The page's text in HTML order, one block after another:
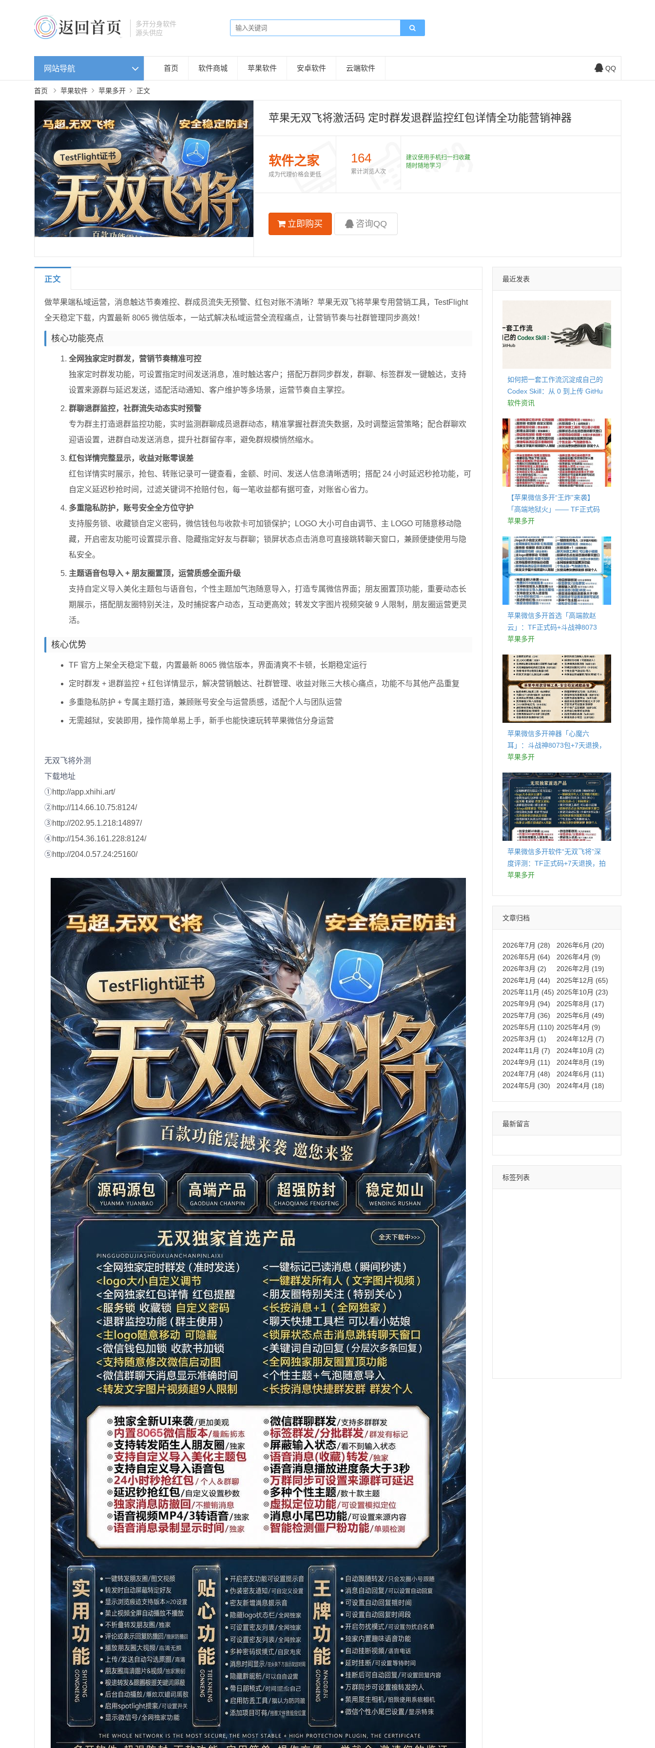
多开分身软件
源头供应
网站导航 首页 软件商城 苹果软件 安卓软件 云端软件 QQ
首页 苹果软件 苹果多开 正文
苹果无双飞将激活码 定时群发退群监控红包详情全功能营销神器
软件之家
成为代理价格会更低
164
累计浏览人次
建议使用手机扫一扫收藏
随时随地学习
立即购买 咨询QQ
正文
做苹果端私域运营，消息触达节奏难控、群成员流失无预警、红包对账不清晰？苹果无双飞将苹果专用营销工具，TestFlight
全天稳定下载，内置最新 8065 微信版本，一站式解决私域运营全流程痛点，让营销节奏与社群管理同步高效！
核心功能亮点
全网独家定时群发，营销节奏精准可控
独家定时群发功能，可设置指定时间发送消息，准时触达客户；搭配万群同步群发，群聊、标签群发一键触达，支持
设置来源群与延迟发送，适配活动通知、客户维护等多场景，运营节奏自主掌控。
群聊退群监控，社群流失动态实时预警
专为群主打造退群监控功能，实时监测群聊成员退群动态，精准掌握社群流失数据，及时调整运营策略；配合群聊欢
迎语设置，进群自动发送消息，提升社群留存率，避免群规模悄然缩水。
红包详情完整显示，收益对账零误差
红包详情实时展示，抢包、转账记录可一键查看，金额、时间、发送人信息清晰透明；搭配 24 小时延迟秒抢功能，可
自定义延迟秒抢时间，过滤关键词不抢赔付包，每一笔收益都有据可查，对账省心省力。
多重隐私防护，账号安全全方位守护
支持服务锁、收藏锁自定义密码，微信钱包与收款卡可加锁保护；LOGO 大小可自由调节、主 LOGO 可随意移动隐
藏，开启密友功能可设置提示音、隐藏指定好友与群聊；锁屏状态点击消息可直接跳转聊天窗口，兼顾便捷使用与隐
私安全。
主题语音包导入 + 朋友圈置顶，运营质感全面升级
支持自定义导入美化主题包与语音包，个性主题加气泡随意导入，打造专属微信界面；朋友圈置顶功能，重要动态长
期展示，搭配朋友圈特别关注，及时捕捉客户动态，互动更高效；转发文字图片视频突破 9 人限制，朋友圈运营更灵
活。
核心优势
TF 官方上架全天稳定下载，内置最新 8065 微信版本，界面清爽不卡顿，长期稳定运行
定时群发 + 退群监控 + 红包详情显示，解决营销触达、社群管理、收益对账三大核心痛点，功能不与其他产品重复
多重隐私防护 + 专属主题打造，兼顾账号安全与运营质感，适配个人与团队运营
无需越狱，安装即用，操作简单易上手，新手也能快速玩转苹果微信分身运营
无双飞将外测
下载地址
①http://app.xhihi.art/
②http://114.66.10.75:8124/
③http://202.95.1.218:14897/
④http://154.36.161.228:8124/
⑤http://204.0.57.24:25160/
最近发表
如何把一套工作流沉淀成自己的
Codex Skill：从 0 到上传 GitHu
b
软件资讯
【苹果微信多开“王炸”来袭】
「高端地狱火」—— TF正式码
+斗战神8073包，7天退换，安全
苹果多开
苹果微信多开首选「高端款赵
云」：TF正式码+斗战神8073
包，7天退换认准拍拍卡激活码
苹果多开
苹果微信多开神器「心魔六
耳」：斗战神8073包+7天退换，
认准拍拍卡激活码商城
苹果多开
苹果微信多开软件“无双飞将”深
度评测：TF正式码+7天退换，拍
拍卡激活码商城正品保障
苹果多开
文章归档
2026年7月 (28)
2026年6月 (20)
2026年5月 (64)
2026年4月 (9)
2026年3月 (2)
2026年2月 (19)
2026年1月 (44)
2025年12月 (65)
2025年11月 (45) 2025年10月 (23)
2025年9月 (94)
2025年8月 (17)
2025年7月 (36)
2025年6月 (49)
2025年5月 (110) 2025年4月 (9)
2025年3月 (1)
2024年12月 (7)
2024年11月 (7)
2024年10月 (2)
2024年9月 (11)
2024年8月 (19)
2024年7月 (48)
2024年6月 (11)
2024年5月 (30)
2024年4月 (18)
最新留言
标签列表